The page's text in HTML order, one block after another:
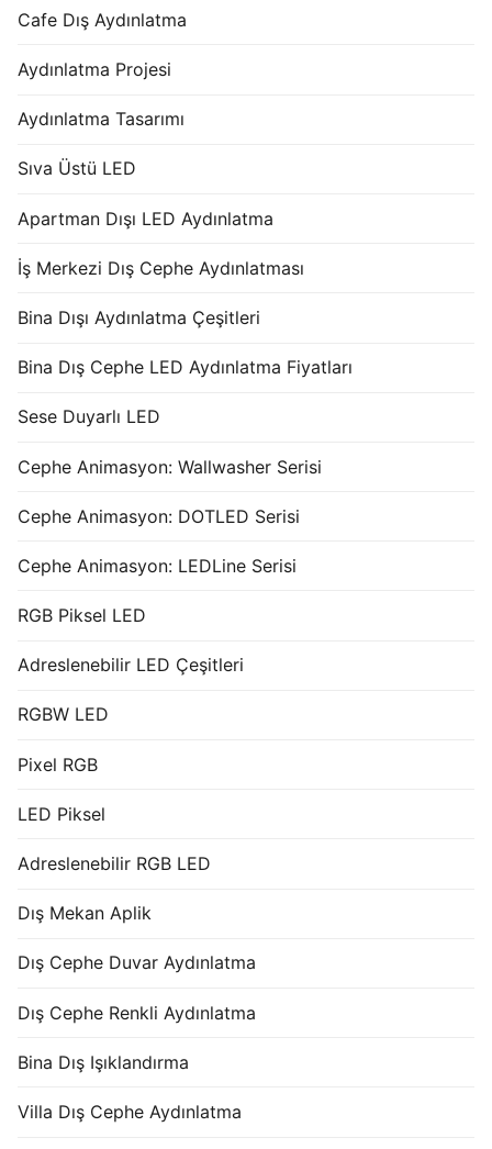
Cafe Dış Aydınlatma
Aydınlatma Projesi
Aydınlatma Tasarımı
Sıva Üstü LED
Apartman Dışı LED Aydınlatma
İş Merkezi Dış Cephe Aydınlatması
Bina Dışı Aydınlatma Çeşitleri
Bina Dış Cephe LED Aydınlatma Fiyatları
Sese Duyarlı LED
Cephe Animasyon: Wallwasher Serisi
Cephe Animasyon: DOTLED Serisi
Cephe Animasyon: LEDLine Serisi
RGB Piksel LED
Adreslenebilir LED Çeşitleri
RGBW LED
Pixel RGB
LED Piksel
Adreslenebilir RGB LED
Dış Mekan Aplik
Dış Cephe Duvar Aydınlatma
Dış Cephe Renkli Aydınlatma
Bina Dış Işıklandırma
Villa Dış Cephe Aydınlatma